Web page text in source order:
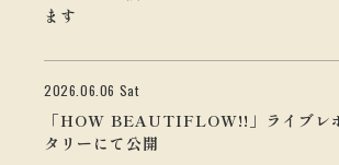
ます
2026.06.06 Sat
「HOW BEAUTIFLOW!!」ライブレ
タリーにて公開